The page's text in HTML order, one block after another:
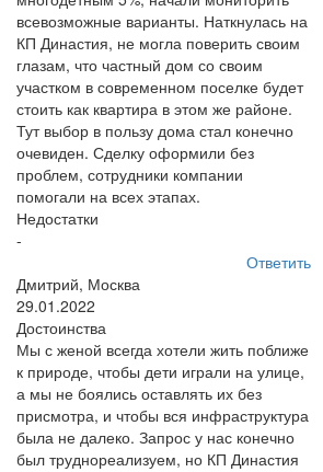
всевозможные варианты. Наткнулась на
КП Династия, не могла поверить своим
глазам, что частный дом со своим
участком в современном поселке будет
стоить как квартира в этом же районе.
Тут выбор в пользу дома стал конечно
очевиден. Сделку оформили без
проблем, сотрудники компании
помогали на всех этапах.
Недостатки
-
Ответить
Дмитрий, Москва
29.01.2022
Достоинства
Мы с женой всегда хотели жить поближе
к природе, чтобы дети играли на улице,
а мы не боялись оставлять их без
присмотра, и чтобы вся инфраструктура
была не далеко. Запрос у нас конечно
был труднореализуем, но КП Династия